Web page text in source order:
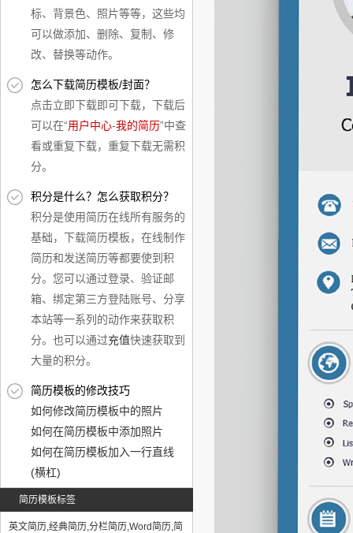
标、背景色、照片等等，这些均
可以做添加、删除、复制、修
改、替换等动作。
怎么下载简历模板/封面？
点击立即下载即可下载，下载后
可以在“用户中心-我的简历”中查
看或重复下载，重复下载无需积
分。
积分是什么？怎么获取积分？
积分是使用简历在线所有服务的
基础，下载简历模板，在线制作
简历和发送简历等都要使到积
分。您可以通过登录、验证邮
箱、绑定第三方登陆账号、分享
本站等一系列的动作来获取积
分。也可以通过充值快速获取到
大量的积分。
简历模板的修改技巧
如何修改简历模板中的照片
如何在简历模板中添加照片
如何在简历模板加入一行直线
(横杠)
简历模板标签
英文简历,经典简历,分栏简历,Word简历,简